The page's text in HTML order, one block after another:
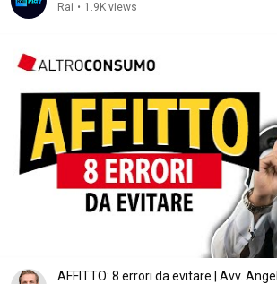
Rai • 1.9K views
AFFITTO: 8 errori da evitare | Avv.